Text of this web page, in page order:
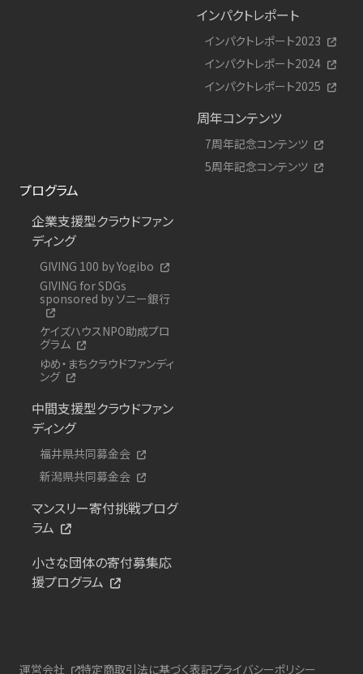
インパクトレポート
インパクトレポート2023
インパクトレポート2024
インパクトレポート2025
周年コンテンツ
7周年記念コンテンツ
5周年記念コンテンツ
プログラム
企業支援型クラウドファン
ディング
GIVING 100 by Yogibo
GIVING for SDGs
sponsored by ソニー銀行
ケイズハウスNPO助成プロ
グラム
ゆめ・まちクラウドファンディ
ング
中間支援型クラウドファン
ディング
福井県共同募金会
新潟県共同募金会
マンスリー寄付挑戦プログ
ラム
小さな団体の寄付募集応
援プログラム
運営会社 特定商取引法に基づく表記プライバシーポリシー